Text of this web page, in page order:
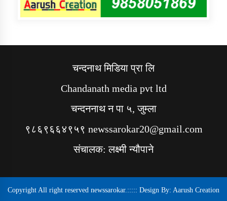
चन्दनाथ मिडिया प्रा लि
Chandanath media pvt ltd
चन्दननाथ न पा ५, जुम्ला
९८६९६६४९५९ newssarokar20@gmail.com
संचालक: लक्ष्मी न्यौपाने
Copyright All right reserved newssarokar.::::: Design By: Aarush Creation